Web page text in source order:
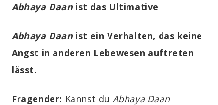
Abhaya Daanist das Ultimative
Abhaya Daanist ein Verhalten, das keine
Angst in anderen Lebewesen auftreten
lässt.
Fragender: Kannst du Abhaya Daan